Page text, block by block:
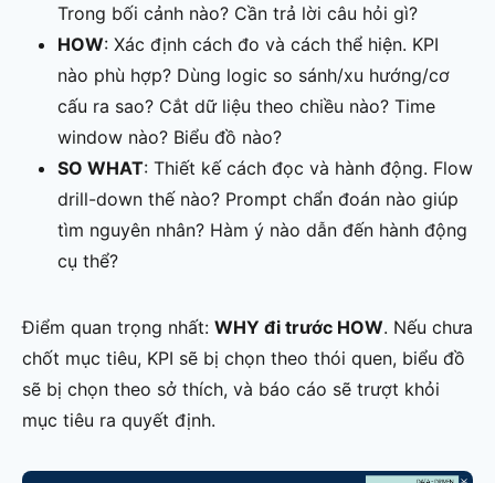
Trong bối cảnh nào? Cần trả lời câu hỏi gì?
HOW: Xác định cách đo và cách thể hiện. KPI
nào phù hợp? Dùng logic so sánh/xu hướng/cơ
cấu ra sao? Cắt dữ liệu theo chiều nào? Time
window nào? Biểu đồ nào?
SO WHAT: Thiết kế cách đọc và hành động. Flow
drill-down thế nào? Prompt chẩn đoán nào giúp
tìm nguyên nhân? Hàm ý nào dẫn đến hành động
cụ thể?
Điểm quan trọng nhất: WHY đi trước HOW. Nếu chưa
chốt mục tiêu, KPI sẽ bị chọn theo thói quen, biểu đồ
sẽ bị chọn theo sở thích, và báo cáo sẽ trượt khỏi
mục tiêu ra quyết định.